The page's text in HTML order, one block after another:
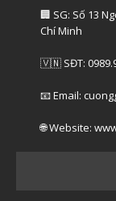
🏢 SG: Số 13
Chí Minh
🇻🇳 SĐT:
📧 Email:
🌐 Website: